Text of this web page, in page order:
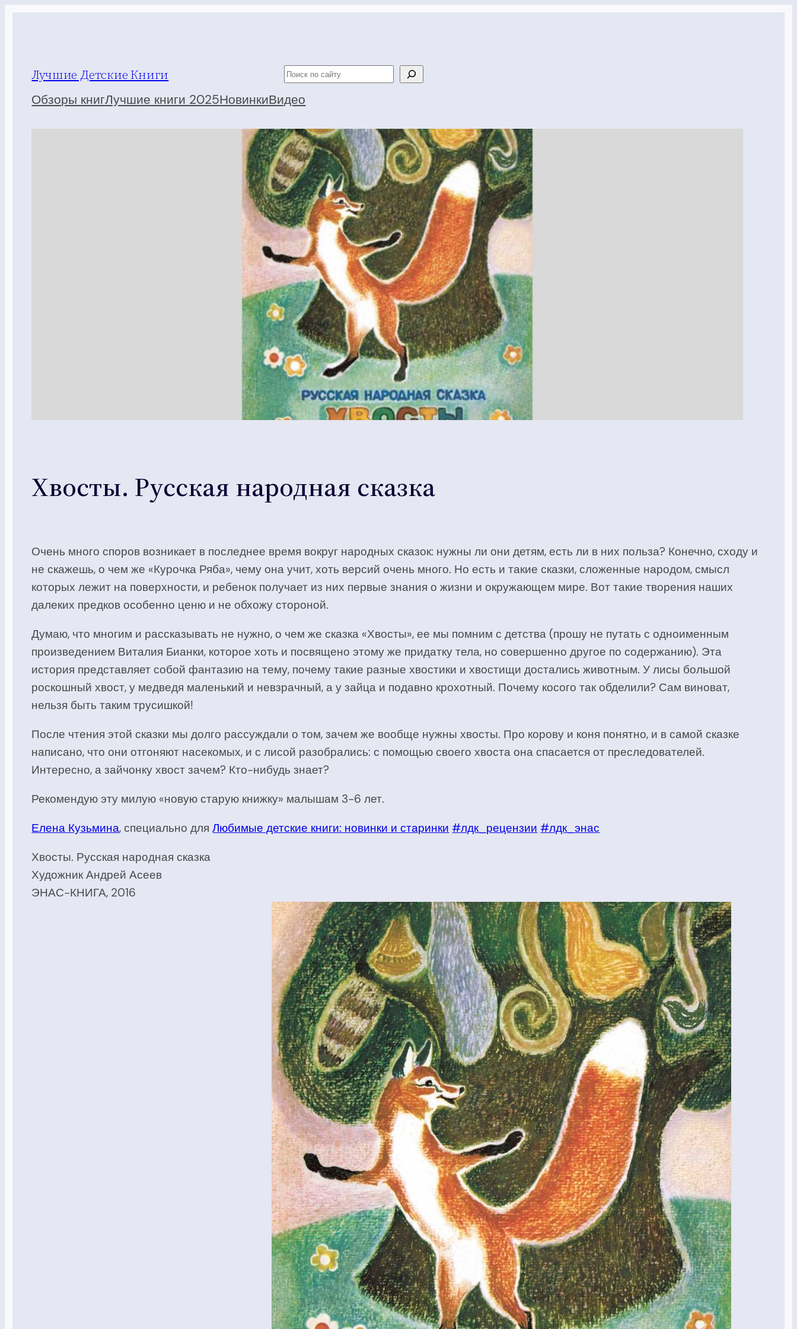
Лучшие Детские Книги Поиск
Обзоры книгЛучшие книги 2025НовинкиВидео
Хвосты. Русская народная сказка
Очень много споров возникает в последнее время вокруг народных сказок: нужны ли они детям, есть ли в них польза? Конечно, сходу и
не скажешь, о чем же «Курочка Ряба», чему она учит, хоть версий очень много. Но есть и такие сказки, сложенные народом, смысл
которых лежит на поверхности, и ребенок получает из них первые знания о жизни и окружающем мире. Вот такие творения наших
далеких предков особенно ценю и не обхожу стороной.
Думаю, что многим и рассказывать не нужно, о чем же сказка «Хвосты», ее мы помним с детства (прошу не путать с одноименным
произведением Виталия Бианки, которое хоть и посвящено этому же придатку тела, но совершенно другое по содержанию). Эта
история представляет собой фантазию на тему, почему такие разные хвостики и хвостищи достались животным. У лисы большой
роскошный хвост, у медведя маленький и невзрачный, а у зайца и подавно крохотный. Почему косого так обделили? Сам виноват,
нельзя быть таким трусишкой!
После чтения этой сказки мы долго рассуждали о том, зачем же вообще нужны хвосты. Про корову и коня понятно, и в самой сказке
написано, что они отгоняют насекомых, и с лисой разобрались: с помощью своего хвоста она спасается от преследователей.
Интересно, а зайчонку хвост зачем? Кто-нибудь знает?
Рекомендую эту милую «новую старую книжку» малышам 3-6 лет.
Елена Кузьмина, специально дляЛюбимые детские книги: новинки и старинки #лдк_рецензии #лдк_энас
Хвосты. Русская народная сказка
Художник Андрей Асеев
ЭНАС-КНИГА, 2016